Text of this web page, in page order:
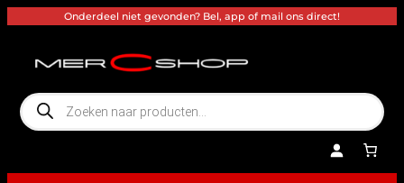
Onderdeel niet gevonden? Bel, app of mail ons direct!
P
r
o